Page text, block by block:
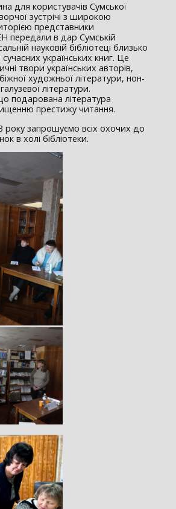
для користувачів Сумської
зустрічі з широкою
представники
передали в дар Сумській
науковій бібліотеці близько
українських книг. Це
твори українських авторів,
художньої літератури, нон-
літератури.
подарована література
престижу читання.
року запрошуємо всіх охочих до
в холі бібліотеки.